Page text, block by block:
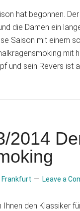
hat begonnen.
die Damen ein
Saison mit einem
mit
und sein Revers ist
2014
Frankfurt Leave a
Ihnen den Klassiker